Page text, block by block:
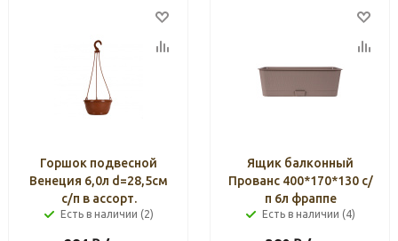
Горшок подвесной
Венеция 6,0л d=28,5см
с/п в ассорт.
Есть в наличии (2)
Ящик балконный
Прованс 400*170*130 с/
п 6л фраппе
Есть в наличии (4)